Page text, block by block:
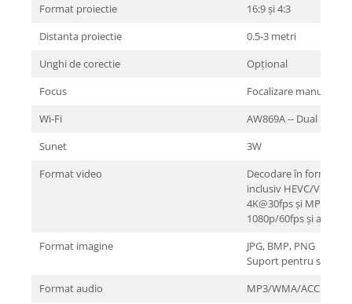
Format proiectie
16:9 și 4:3
Distanta proiectie
0.5-3 metri
Unghi de corectie
Opțional
Focus
Focalizare manuală
Wi-Fi
AW869A -- Dual band
Sunet
3W
Format video
Decodare în format
inclusiv HEVC/VP9/
4K@30fps și MPEG1/
1080p/60fps și altele
Format imagine
JPG, BMP, PNG
Suport pentru scalare
Format audio
MP3/WMA/ACC